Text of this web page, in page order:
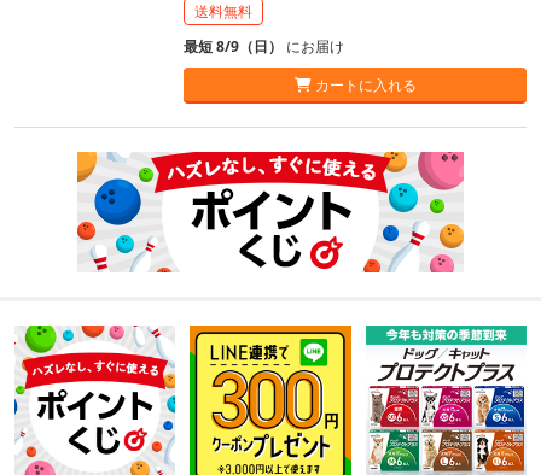
送料無料
最短 8/9（日） にお届け
カートに入れる